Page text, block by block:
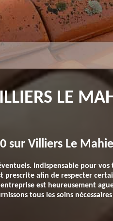
LE
sur Villiers Le
Indispensable pour
afin de respecter
est heureusement
tous les soins